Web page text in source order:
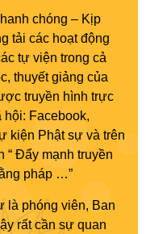
chóng – Kịp
tải các hoạt động
tự viện trong cả
thuyết giảng của
truyền hình trực
hội: Facebook,
kiện Phật sự và trên
“ Đẩy mạnh truyền
pháp …”
là phóng viên, Ban
rất cần sự quan